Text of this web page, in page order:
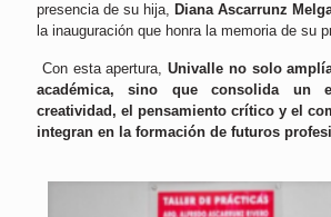
presencia de su hija, Diana Ascarrunz
la inauguración que honra la memoria de su
Con esta apertura,Univalle no solo
académica, sino que consolida un
creatividad, el pensamiento crítico y el
integran en la formación de futuros